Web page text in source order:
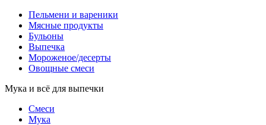
Пельмени и вареники
Мясные продукты
Бульоны
Выпечка
Мороженое/десерты
Овощные смеси
Мука и всё для выпечки
Смеси
Мука